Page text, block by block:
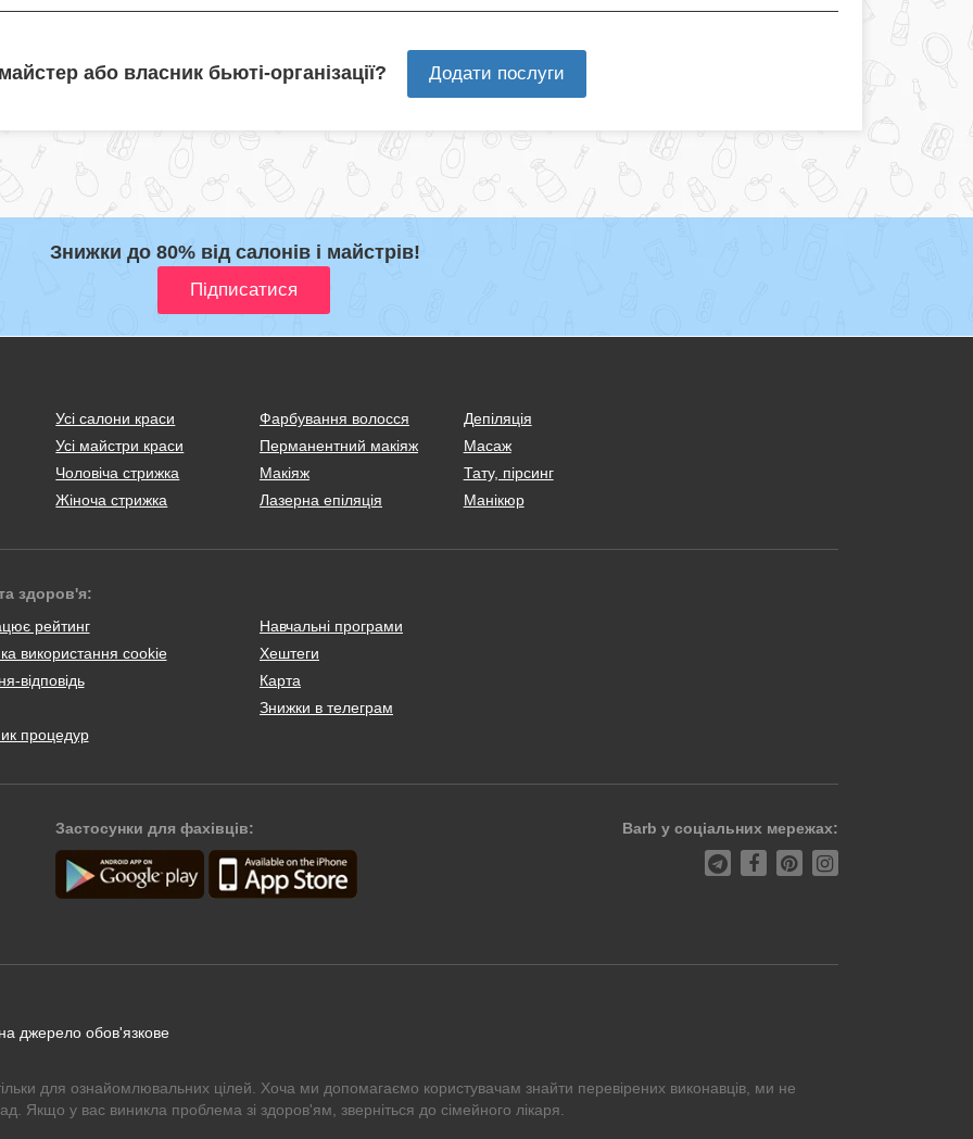
або власник бьюті-організації? Додати послуги
Знижки до 80% від салонів і майстрів!
Усі салони краси
Усі майстри краси
Чоловіча стрижка
Жіноча стрижка
Фарбування волосся
Перманентний макіяж
Макіяж
Лазерна епіляція
Депіляція
Масаж
Тату, пірсинг
Манікюр
здоров'я:
рейтинг
використання cookie
відповідь
процедур
Навчальні програми
Хештеги
Карта
Знижки в телеграм
Застосунки для фахівців: Barb у соціальних мережах:
джерело обов'язкове
для ознайомлювальних цілей. Хоча ми допомагаємо користувачам знайти перевірених виконавців, ми не
Якщо у вас виникла проблема зі здоров'ям, зверніться до сімейного лікаря.